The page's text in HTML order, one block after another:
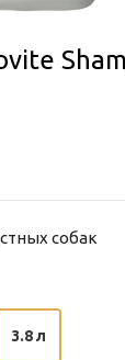
собак
3.8 л